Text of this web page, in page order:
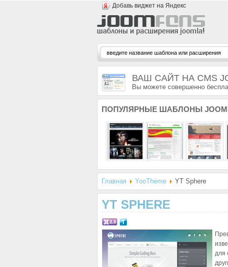
Добавь виджет на Яндекс
ВАШ САЙТ НА CMS
Вы можете совершенно
ПОПУЛЯРНЫЕ ШАБЛОНЫ
Главная YooTheme YT Sphere
YT SPHERE
для